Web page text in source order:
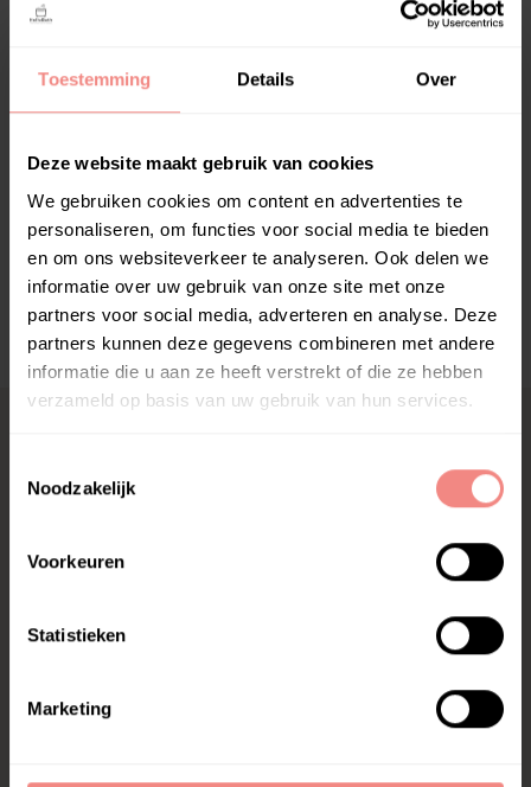
Toestemming Details Over
Deze website maakt gebruik van cookies
We gebruiken cookies om content en advertenties te
personaliseren, om functies voor social media te bieden
en om ons websiteverkeer te analyseren. Ook delen we
informatie over uw gebruik van onze site met onze
partners voor social media, adverteren en analyse. Deze
partners kunnen deze gegevens combineren met andere
informatie die u aan ze heeft verstrekt of die ze hebben
verzameld op basis van uw gebruik van hun services.
Noodzakelijk
Voorkeuren
Statistieken
Marketing
Handig Bakje Om Verzorgingsmiddelen In Te
Rekbare Afvoerslang Tot 3 Meter Lang Om
Badstop Voor De Zijkant Afvoer
Dekken Tegen Vuil En Slijtage
Handige Badplank
Op alle orders
Garantie
365 dagen
garantie
op alle producten